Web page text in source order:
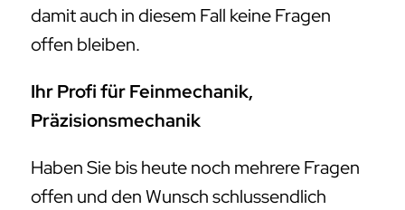
damit auch in diesem Fall keine Fragen
offen bleiben.
Ihr Profi für Feinmechanik,
Präzisionsmechanik
Haben Sie bis heute noch mehrere Fragen
offen und den Wunsch schlussendlich